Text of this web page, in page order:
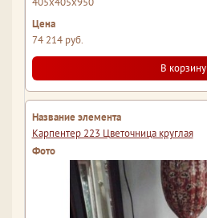
74 214 руб.
В корзину
Карпентер 223 Цветочница круглая